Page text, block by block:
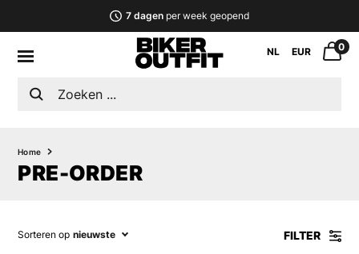
7 dagenper week geopend
NL EUR 0
Home
PRE-ORDER
Sorteren op nieuwste FILTER